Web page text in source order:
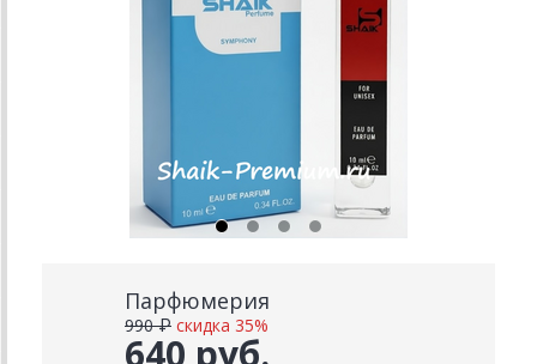
Парфюмерия
640 руб.
990 ₽ скидка 35%